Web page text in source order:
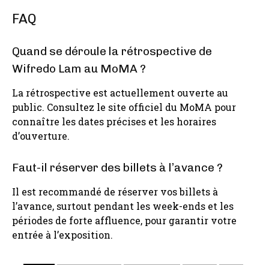
FAQ
Quand se déroule la rétrospective de
Wifredo Lam au MoMA ?
La rétrospective est actuellement ouverte au
public. Consultez le site officiel du MoMA pour
connaître les dates précises et les horaires
d’ouverture.
Faut-il réserver des billets à l’avance ?
Il est recommandé de réserver vos billets à
l’avance, surtout pendant les week-ends et les
périodes de forte affluence, pour garantir votre
entrée à l’exposition.